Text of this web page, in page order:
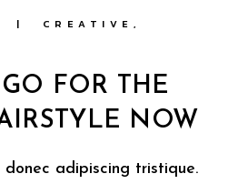
CREATIVE
FOR THE
NOW
adipiscing tristique.